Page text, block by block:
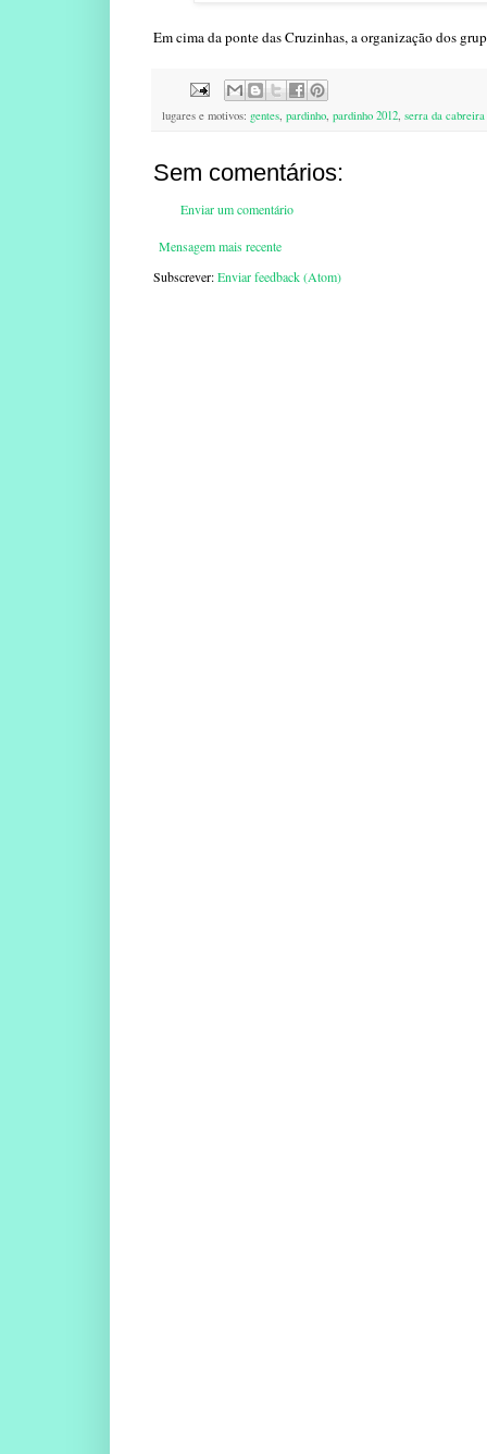
Em cima da ponte das Cruzinhas, a organização dos
lugares e motivos: gentes, pardinho, pardinho 2012, serra da cabreira
Sem comentários:
Enviar um comentário
Mensagem mais recente
Subscrever:Enviar feedback (Atom)